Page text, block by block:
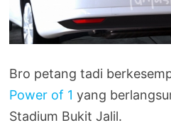
Bro petang tadi
Power of 1 yang
Stadium Bukit Jalil.